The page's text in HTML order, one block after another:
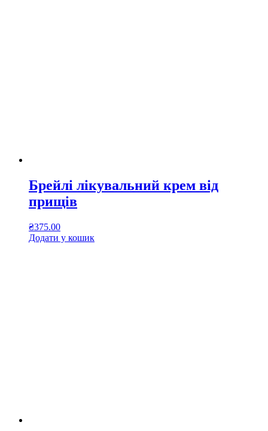
Брейлі лікувальний крем від
прищів
₴375.00
Додати у кошик